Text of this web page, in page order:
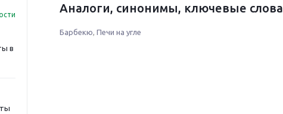
в
Аналоги, синонимы, ключевые слова
Барбекю Печи на угле